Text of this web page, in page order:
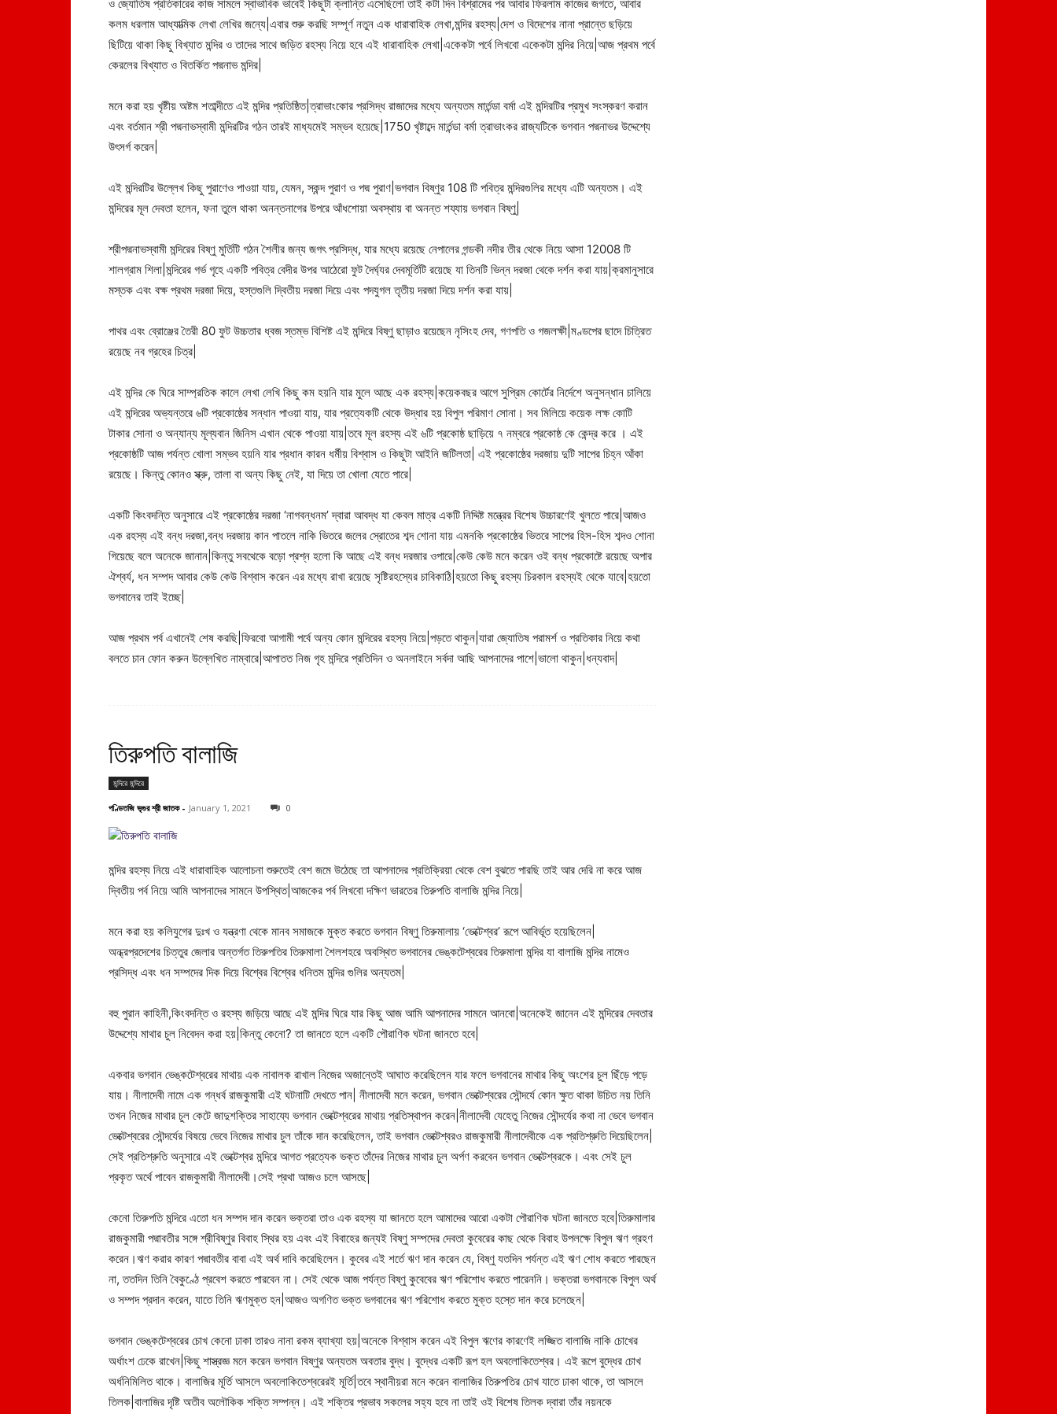
ও জ্যোতিষ প্রতিকারের কাজ সামলে স্বাভাবিক ভাবেই কিছুটা ক্লান্তি এসেছিলো তাই কটা দিন বিশ্রামের পর আবার ফিরলাম কাজের জগতে, আবার
কলম ধরলাম আধ্যাত্মিক লেখা লেখির জন্যে|এবার শুরু করছি সম্পূর্ণ নতুন এক ধারাবাহিক লেখা,মন্দির রহস্য|দেশ ও বিদেশের নানা প্রান্তে ছড়িয়ে
ছিটিয়ে থাকা কিছু বিখ্যাত মন্দির ও তাদের সাথে জড়িত রহস্য নিয়ে হবে এই ধারাবাহিক লেখা|একেকটা পর্বে লিখবো একেকটা মন্দির নিয়ে|আজ প্রথম পর্বে
কেরলের বিখ্যাত ও বিতর্কিত পদ্মনাভ মন্দির|
মনে করা হয় খৃষ্টীয় অষ্টম শতাব্দীতে এই মন্দির প্রতিষ্ঠিত|ত্রাভাংকোর প্রসিদ্ধ রাজাদের মধ্যে অন্যতম মার্তন্ডা বর্মা এই মন্দিরটির প্রমুখ সংস্করণ করান
এবং বর্তমান শ্রী পদ্মনাভস্বামী মন্দিরটির গঠন তারই মাধ্যমেই সম্ভব হয়েছে|1750 খৃষ্টাব্দে মার্তন্ডা বর্মা ত্রাভাংকর রাজ্যটিকে ভগবান পদ্মনাভর উদ্দেশ্যে
উৎসর্গ করেন|
এই মন্দিরটির উল্লেখ কিছু পুরাণেও পাওয়া যায়, যেমন, স্কন্দ পুরাণ ও পদ্ম পুরাণ|ভগবান বিষ্ণুর 108 টি পবিত্র মন্দিরগুলির মধ্যে এটি অন্যতম। এই
মন্দিরের মূল দেবতা হলেন, ফনা তুলে থাকা অনন্তনাগের উপরে আঁধশোয়া অবস্থায় বা অনন্ত শয্যায় ভগবান বিষ্ণু|
শ্রীপদ্মনাভস্বামী মন্দিরের বিষ্ণু মুর্তিটি গঠন শৈলীর জন্য জগৎ প্রসিদ্ধ, যার মধ্যে রয়েছে নেপালের গন্ডকী নদীর তীর থেকে নিয়ে আসা 12008 টি
শালগ্রাম শিলা|মন্দিরের গর্ভ গৃহে একটি পবিত্র বেদীর উপর আঠেরো ফুট দৈর্ঘ্যর দেবমূর্তিটি রয়েছে যা তিনটি ভিন্ন দরজা থেকে দর্শন করা যায়|ক্রমানুসারে
মস্তক এবং বক্ষ প্রথম দরজা দিয়ে, হস্তগুলি দ্বিতীয় দরজা দিয়ে এবং পদযুগল তৃতীয় দরজা দিয়ে দর্শন করা যায়|
পাথর এবং ব্রোঞ্জের তৈরী 80 ফুট উচ্চতার ধ্বজ স্তম্ভ বিশিষ্ট এই মন্দিরে বিষ্ণু ছাড়াও রয়েছেন নৃসিংহ দেব, গণপতি ও গজলক্ষী|মণ্ডপের ছাদে চিত্রিত
রয়েছে নব গ্রহের চিত্র|
এই মন্দির কে ঘিরে সাম্প্রতিক কালে লেখা লেখি কিছু কম হয়নি যার মুলে আছে এক রহস্য|কয়েকবছর আগে সুপ্রিম কোর্টের নির্দেশে অনুসন্ধান চালিয়ে
এই মন্দিরের অভ্যন্তরে ৬টি প্রকোষ্ঠের সন্ধান পাওয়া যায়, যার প্রত্যেকটি থেকে উদ্ধার হয় বিপুল পরিমাণ সোনা। সব মিলিয়ে কয়েক লক্ষ কোটি
টাকার সোনা ও অন্যান্য মূল্যবান জিনিস এখান থেকে পাওয়া যায়|তবে মূল রহস্য এই ৬টি প্রকোষ্ঠ ছাড়িয়ে ৭ নম্বরে প্রকোষ্ঠ কে কেন্দ্র করে । এই
প্রকোষ্ঠটি আজ পর্যন্ত খোলা সম্ভব হয়নি যার প্রধান কারন ধর্মীয় বিশ্বাস ও কিছুটা আইনি জটিলতা| এই প্রকোষ্ঠের দরজায় দুটি সাপের চিহ্ন আঁকা
রয়েছে। কিন্তু কোনও স্ক্রু, তালা বা অন্য কিছু নেই, যা দিয়ে তা খোলা যেতে পারে|
একটি কিংবদন্তি অনুসারে এই প্রকোষ্ঠের দরজা ‘নাগবন্ধনম’ দ্বারা আবদ্ধ যা কেবল মাত্র একটি নিদ্দিষ্ট মন্ত্রের বিশেষ উচ্চারণেই খুলতে পারে|আজও
এক রহস্য এই বন্ধ দরজা,বন্ধ দরজায় কান পাতলে নাকি ভিতরে জলের স্রোতের শব্দ শোনা যায় এমনকি প্রকোষ্ঠের ভিতরে সাপের হিস-হিস শব্দও শোনা
গিয়েছে বলে অনেকে জানান|কিন্তু সবথেকে বড়ো প্রশ্ন হলো কি আছে এই বন্ধ দরজার ওপারে|কেউ কেউ মনে করেন ওই বন্ধ প্রকোষ্টে রয়েছে অপার
ঐশ্বর্য, ধন সম্পদ আবার কেউ কেউ বিশ্বাস করেন এর মধ্যে রাখা রয়েছে সৃষ্টিরহস্যের চাবিকাঠি|হয়তো কিছু রহস্য চিরকাল রহস্যই থেকে যাবে|হয়তো
ভগবানের তাই ইচ্ছে|
আজ প্রথম পর্ব এখানেই শেষ করছি|ফিরবো আগামী পর্বে অন্য কোন মন্দিরের রহস্য নিয়ে|পড়তে থাকুন|যারা জ্যোতিষ পরামর্শ ও প্রতিকার নিয়ে কথা
বলতে চান ফোন করুন উল্লেখিত নাম্বারে|আপাতত নিজ গৃহ মন্দিরে প্রতিদিন ও অনলাইনে সর্বদা আছি আপনাদের পাশে|ভালো থাকুন|ধন্যবাদ|
তিরুপতি বালাজি
মন্দিরে মন্দিরে
পণ্ডিতজি ভৃগুর শ্রী জাতক - January 1, 2021 0
মন্দির রহস্য নিয়ে এই ধারাবাহিক আলোচনা শুরুতেই বেশ জমে উঠেছে তা আপনাদের প্রতিক্রিয়া থেকে বেশ বুঝতে পারছি তাই আর দেরি না করে আজ
দ্বিতীয় পর্ব নিয়ে আমি আপনাদের সামনে উপস্থিত|আজকের পর্ব লিখবো দক্ষিণ ভারতের তিরুপতি বালাজি মন্দির নিয়ে|
মনে করা হয় কলিযুগের দুঃখ ও যন্ত্রণা থেকে মানব সমাজকে মুক্ত করতে ভগবান বিষ্ণু তিরুমালায় ‘ভেক্টেশ্বর’ রূপে আবির্ভূত হয়েছিলেন|
অন্ধ্রপ্রদেশের চিত্তুর জেলার অন্তর্গত তিরুপতির তিরুমালা শৈলশহরে অবস্থিত ভগবানের ভেঙ্কটেশ্বরের তিরুমালা মন্দির যা বালাজি মন্দির নামেও
প্রসিদ্ধ এবং ধন সম্পদের দিক দিয়ে বিশ্বের বিশ্বের ধনিতম মন্দির গুলির অন্যতম|
বহু পুরান কাহিনী,কিংবদন্তি ও রহস্য জড়িয়ে আছে এই মন্দির ঘিরে যার কিছু আজ আমি আপনাদের সামনে আনবো|অনেকেই জানেন এই মন্দিরের দেবতার
উদ্দেশ্যে মাথার চুল নিবেদন করা হয়|কিন্তু কেনো? তা জানতে হলে একটি পৌরাণিক ঘটনা জানতে হবে|
একবার ভগবান ভেঙ্কটেশ্বরের মাথায় এক নাবালক রাখাল নিজের অজান্তেই আঘাত করেছিলেন যার ফলে ভগবানের মাথার কিছু অংশের চুল ছিঁড়ে পড়ে
যায়। নীলাদেবী নামে এক গন্ধর্ব রাজকুমারী এই ঘটনাটি দেখতে পান| নীলাদেবী মনে করেন, ভগবান ভেক্টেশ্বরের সৌন্দর্যে কোন ক্ষুত থাকা উচিত নয় তিনি
তখন নিজের মাথার চুল কেটে জাদুশক্তির সাহায্যে ভগবান ভেক্টেশ্বরের মাথায় প্রতিস্থাপন করেন|নীলাদেবী যেহেতু নিজের সৌন্দর্যের কথা না ভেবে ভগবান
ভেক্টেশ্বরের সৌন্দর্যের বিষয়ে ভেবে নিজের মাথার চুল তাঁকে দান করেছিলেন, তাই ভগবান ভেক্টেশ্বরও রাজকুমারী নীলাদেবীকে এক প্রতিশ্রুতি দিয়েছিলেন|
সেই প্রতিশ্রুতি অনুসারে এই ভেক্টেশ্বর মন্দিরে আগত প্রত্যেক ভক্ত তাঁদের নিজের মাথার চুল অর্পণ করবেন ভগবান ভেক্টেশ্বরকে। এবং সেই চুল
প্রকৃত অর্থে পাবেন রাজকুমারী নীলাদেবী।সেই প্রথা আজও চলে আসছে|
কেনো তিরুপতি মন্দিরে এতো ধন সম্পদ দান করেন ভক্তরা তাও এক রহস্য যা জানতে হলে আমাদের আরো একটা পৌরাণিক ঘটনা জানতে হবে|তিরুমালার
রাজকুমারী পদ্মাবতীর সঙ্গে শ্রীবিষ্ণুর বিবাহ স্থির হয় এবং এই বিবাহের জন্যই বিষ্ণু সম্পদের দেবতা কুবেরের কাছ থেকে বিবাহ উপলক্ষে বিপুল ঋণ গ্রহণ
করেন।ঋণ করার কারণ পদ্মাবতীর বাবা এই অর্থ দাবি করেছিলেন। কুবের এই শর্তে ঋণ দান করেন যে, বিষ্ণু যতদিন পর্যন্ত এই ঋণ শোধ করতে পারছেন
না, ততদিন তিনি বৈকুণ্ঠে প্রবেশ করতে পারবেন না। সেই থেকে আজ পর্যন্ত বিষ্ণু কুবেবের ঋণ পরিশোধ করতে পারেননি। ভক্তরা ভগবানকে বিপুল অর্থ
ও সম্পদ প্রদান করেন, যাতে তিনি ঋণমুক্ত হন|আজও অগণিত ভক্ত ভগবানের ঋণ পরিশোধ করতে মুক্ত হস্তে দান করে চলেছেন|
ভগবান ভেঙ্কটেশ্বরের চোখ কেনো ঢাকা তারও নানা রকম ব্যাখ্যা হয়|অনেকে বিশ্বাস করেন এই বিপুল ঋণের কারণেই লজ্জিত বালাজি নাকি চোখের
অর্ধাংশ ঢেকে রাখেন|কিছু শাস্ত্রজ্ঞ মনে করেন ভগবান বিষ্ণুর অন্যতম অবতার বুদ্ধ। বুদ্ধের একটি রূপ হল অবলোকিতেশ্বর। এই রূপে বুদ্ধের চোখ
অর্ধনিমিলিত থাকে। বালাজির মূর্তি আসলে অবলোকিতেশ্বরেরই মূর্তি|তবে স্থানীয়রা মনে করেন বালাজির তিরুপতির চোখ যাতে ঢাকা থাকে, তা আসলে
তিলক|বালাজির দৃষ্টি অতীব অলৌকিক শক্তি সম্পন্ন। এই শক্তির প্রভাব সকলের সহ্য হবে না তাই ওই বিশেষ তিলক দ্বারা তাঁর নয়নকে